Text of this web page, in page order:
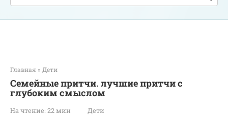
Главная » Дети
Семейные притчи. лучшие притчи с
глубоким смыслом
На чтение: 22 мин Дети